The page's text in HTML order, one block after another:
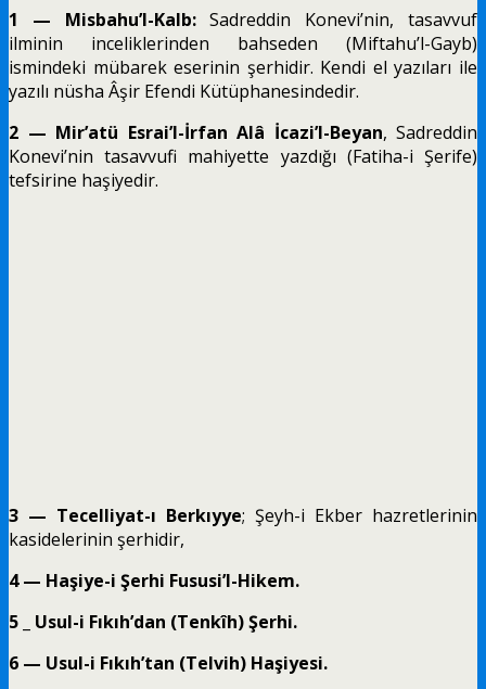
1 — Misbahu’l-Kalb:Sadreddin Konevi’nin, tasavvuf
ilminin inceliklerinden bahseden (Miftahu’l-Gayb)
ismindeki mübarek eserinin şerhidir. Kendi el yazıları ile
yazılı nüsha Âşir Efendi Kütüphanesindedir.
2 — Mir’atü Esrai’l-İrfan Alâ İcazi’l-Beyan, Sadreddin
Konevi’nin tasavvufi mahiyette yazdığı (Fatiha-i Şerife)
tefsirine haşiyedir.
3 — Tecelliyat-ı Berkıyye; Şeyh-i Ekber hazretlerinin
kasidelerinin şerhidir,
4 — Haşiye-i Şerhi Fususi’l-Hikem.
5 _ Usul-i Fıkıh’dan (Tenkîh) Şerhi.
6 — Usul-i Fıkıh’tan (Telvih) Haşiyesi.